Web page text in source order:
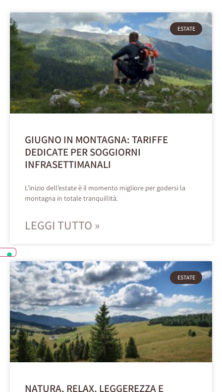
ESTATE
GIUGNO IN MONTAGNA: TARIFFE
DEDICATE PER SOGGIORNI
INFRASETTIMANALI
L’inizio dell’estate è il momento migliore per godersi la
montagna in totale tranquillità.
LEGGI TUTTO »
ESTATE
NATURA, RELAX, LEGGEREZZA E